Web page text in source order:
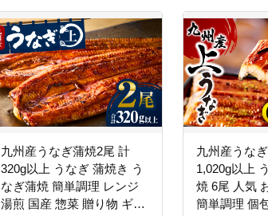
九州産うなぎ蒲焼2尾 計
320g以上 うなぎ 蒲焼き う
なぎ蒲焼 簡単調理 レンジ
湯煎 国産 惣菜 贈り物 ギフ
九州産うな
1,020g以上
焼 6尾 人気
簡単調理 個